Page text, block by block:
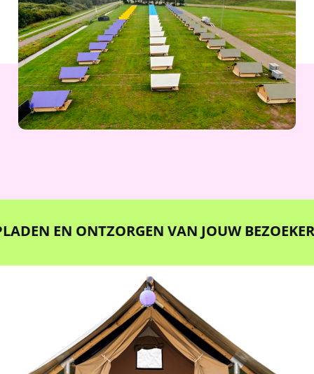
EN ONTZORGEN VAN JOUW BEZOEKER